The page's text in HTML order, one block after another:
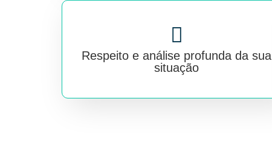
Respeito e análise profunda da sua
situação